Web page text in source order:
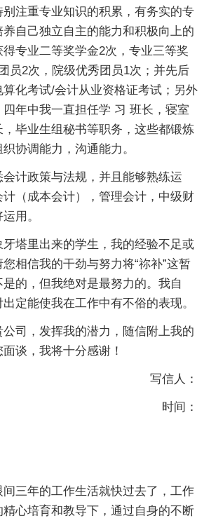
注重专业知识的积累，有务实的专
自己独立自主的能力和积极向上的
专业二等奖学金2次，专业三等奖
员2次，院级优秀团员1次；并先后
化考试/会计从业资格证考试；另外
年中我一直担任学 习 班长，寝室
毕业生组秘书等职务，这些都锻炼
协调能力，沟通能力。
计政策与法规，并且能够熟练运
（成本会计），管理会计，中级财
用。
塔里出来的学生，我的经验不足或
相信我的干劲与努力将“祢补”这暂
的，但我绝对是最努力的。我自
定能使我在工作中有不俗的表现。
司，发挥我的潜力，随信附上我的
谈，我将十分感谢！
写信人：
时间：
三年的工作生活就快过去了，工作
心培育和教导下，通过自身的不断